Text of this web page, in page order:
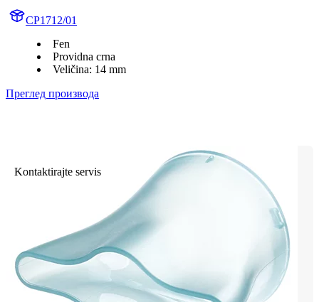
CP1712/01
Fen
Providna crna
Veličina: 14 mm
Преглед производа
Kontaktirajte servis